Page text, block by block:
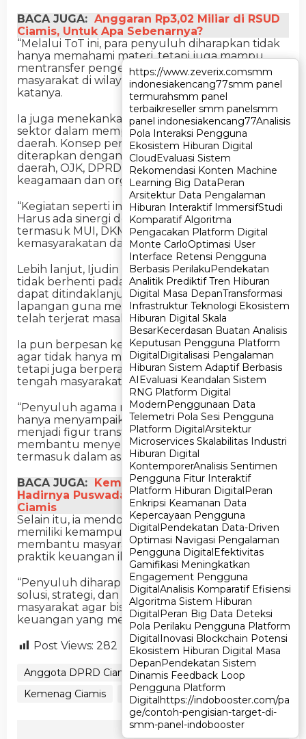
https://www.zeverix.comsmm
indonesiakencang77smm panel
termurahsmm panel
terbaikreseller smm panelsmm
panel indonesiakencang77Analisis
Pola Interaksi Pengguna
Ekosistem Hiburan Digital
CloudEvaluasi Sistem
Rekomendasi Konten Machine
Learning Big DataPeran
Arsitektur Data Pengalaman
Hiburan Interaktif ImmersifStudi
Komparatif Algoritma
Pengacakan Platform Digital
Monte CarloOptimasi User
Interface Retensi Pengguna
Berbasis PerilakuPendekatan
Analitik Prediktif Tren Hiburan
Digital Masa DepanTransformasi
Infrastruktur Teknologi Ekosistem
Hiburan Digital Skala
BesarKecerdasan Buatan Analisis
Keputusan Pengguna Platform
DigitalDigitalisasi Pengalaman
Hiburan Sistem Adaptif Berbasis
AIEvaluasi Keandalan Sistem
RNG Platform Digital
ModernPenggunaan Data
Telemetri Pola Sesi Pengguna
Platform DigitalArsitektur
Microservices Skalabilitas Industri
Hiburan Digital
KontemporerAnalisis Sentimen
Pengguna Fitur Interaktif
Platform Hiburan DigitalPeran
Enkripsi Keamanan Data
Kepercayaan Pengguna
DigitalPendekatan Data-Driven
Optimasi Navigasi Pengalaman
Pengguna DigitalEfektivitas
Gamifikasi Meningkatkan
Engagement Pengguna
DigitalAnalisis Komparatif Efisiensi
Algoritma Sistem Hiburan
DigitalPeran Big Data Deteksi
Pola Perilaku Pengguna Platform
DigitalInovasi Blockchain Potensi
Ekosistem Hiburan Digital Masa
DepanPendekatan Sistem
Dinamis Feedback Loop
Pengguna Platform
Digitalhttps://indobooster.com/pa
ge/contoh-pengisian-target-di-
smm-panel-indobooster
https://www.zeverix.comsmm
indonesiakencang77smm panel
termurahsmm panel
terbaikreseller smm panelsmm
panel indonesiakencang77Analisis
Pola Interaksi Pengguna
Ekosistem Hiburan Digital
CloudEvaluasi Sistem
Rekomendasi Konten Machine
Learning Big DataPeran
Arsitektur Data Pengalaman
Hiburan Interaktif ImmersifStudi
Komparatif Algoritma
Pengacakan Platform Digital
Monte CarloOptimasi User
Interface Retensi Pengguna
Berbasis PerilakuPendekatan
Analitik Prediktif Tren Hiburan
Digital Masa DepanTransformasi
Infrastruktur Teknologi Ekosistem
Hiburan Digital Skala
BesarKecerdasan Buatan Analisis
Keputusan Pengguna Platform
DigitalDigitalisasi Pengalaman
Hiburan Sistem Adaptif Berbasis
AIEvaluasi Keandalan Sistem
RNG Platform Digital
ModernPenggunaan Data
Telemetri Pola Sesi Pengguna
Platform DigitalArsitektur
Microservices Skalabilitas Industri
Hiburan Digital
KontemporerAnalisis Sentimen
Pengguna Fitur Interaktif
Platform Hiburan DigitalPeran
Enkripsi Keamanan Data
Kepercayaan Pengguna
DigitalPendekatan Data-Driven
Optimasi Navigasi Pengalaman
Pengguna DigitalEfektivitas
Gamifikasi Meningkatkan
Engagement Pengguna
DigitalAnalisis Komparatif Efisiensi
Algoritma Sistem Hiburan
DigitalPeran Big Data Deteksi
Pola Perilaku Pengguna Platform
DigitalInovasi Blockchain Potensi
Ekosistem Hiburan Digital Masa
DepanPendekatan Sistem
Dinamis Feedback Loop
Pengguna Platform
Digitalhttps://indobooster.com/pa
ge/contoh-pengisian-target-di-
smm-panel-indobooster
BACA JUGA: Anggaran Rp3,02 Miliar di RSUD
Ciamis, Untuk Apa Sebenarnya?
“Melalui ToT ini, para penyuluh diharapkan tidak
hanya memahami materi, tetapi juga mampu
mentransfer pengetahuan tersebut kepada
masyarakat di wilayah binaannya masing-masing,”
katanya.
Ia juga menekankan pentingnya kolaborasi lintas
sektor dalam memperkuat literasi keuangan di
daerah. Konsep pentahelix, kata dia, perlu
diterapkan dengan melibatkan pemerintah
daerah, OJK, DPRD, serta berbagai lembaga
keagamaan dan organisasi masyarakat.
“Kegiatan seperti ini tidak bisa berjalan sendiri.
Harus ada sinergi dengan berbagai pihak,
termasuk MUI, DKM, Baznas, hingga organisasi
kemasyarakatan dan kepemudaan,” tambahnya.
Lebih lanjut, Ijudin berharap kegiatan ToT ini
tidak berhenti pada pelatihan semata, melainkan
dapat ditindaklanjuti dengan program konkret di
lapangan guna membantu masyarakat yang
telah terjerat masalah keuangan.
Ia pun berpesan kepada para penyuluh agama
agar tidak hanya menjalankan fungsi dakwah,
tetapi juga berperan sebagai agen perubahan di
tengah masyarakat.
“Penyuluh agama memiliki tugas mulia, bukan
hanya menyampaikan ceramah, tetapi juga
menjadi figur transformatif yang mampu
membantu menyelesaikan persoalan masyarakat,
termasuk dalam aspek keuangan,” tegasnya.
BACA JUGA: Kemenag dan BWI Apresiasi
Hadirnya Puswada di Ponpes Darussalam
Ciamis
Selain itu, ia mendorong penyuluh untuk
memiliki kemampuan advokasi, khususnya dalam
membantu masyarakat yang terlanjur terjerat
praktik keuangan ilegal.
“Penyuluh diharapkan mampu memberikan
solusi, strategi, dan pendampingan kepada
masyarakat agar bisa keluar dari permasalahan
keuangan yang merugikan,” pungkasnya. (Putri)
Post Views: 282
Anggota DPRD Ciamis
Ciamis
Kemenag Ciamis
OJK
Ikuti Kami